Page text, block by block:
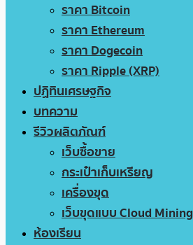
ราคา Bitcoin
ราคา Ethereum
ราคา Dogecoin
ราคา Ripple (XRP)
ปฏิทินเศรษฐกิจ
บทความ
รีวิวผลิตภัณฑ์
เว็บซื้อขาย
กระเป๋าเก็บเหรียญ
เครื่องขุด
เว็บขุดแบบ Cloud Mining
ห้องเรียน